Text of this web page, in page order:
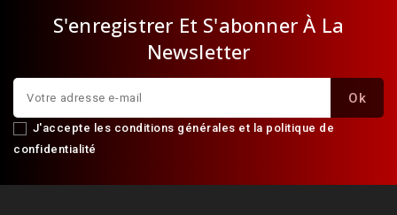
S'enregistrer Et S'abonner À La
Newsletter
J'accepte les conditions générales et la politique de
confidentialité